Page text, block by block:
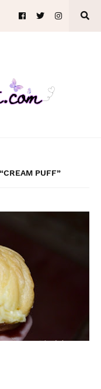
CREAM PUFF